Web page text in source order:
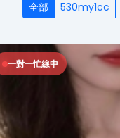
全部 530my1cc
一對一忙線中